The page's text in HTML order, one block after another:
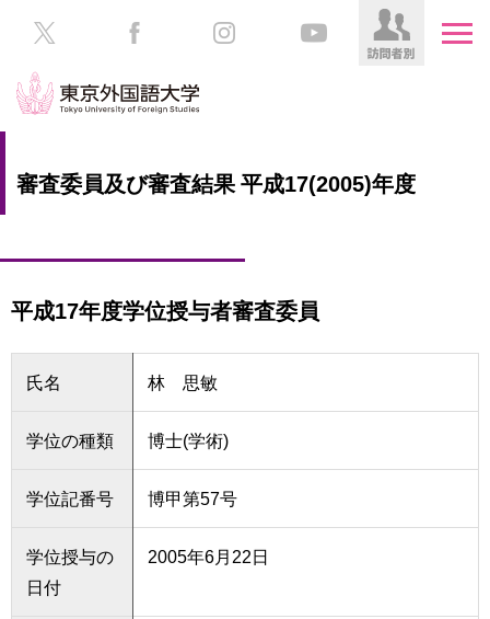
案
大
院
育
研
験
方
在
生
の
者
方
卒
審査委員及び審査結果 平成17(2005)年度
平成17年度学位授与者審査委員
氏名 林 思敏
学位の種類 博士(学術)
学位記番号 博甲第57号
学位授与の
日付
2005年6月22日